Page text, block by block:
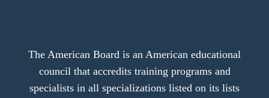
The American Board is an American educational
council that accredits training programs and
specialists in all specializations listed on its lists